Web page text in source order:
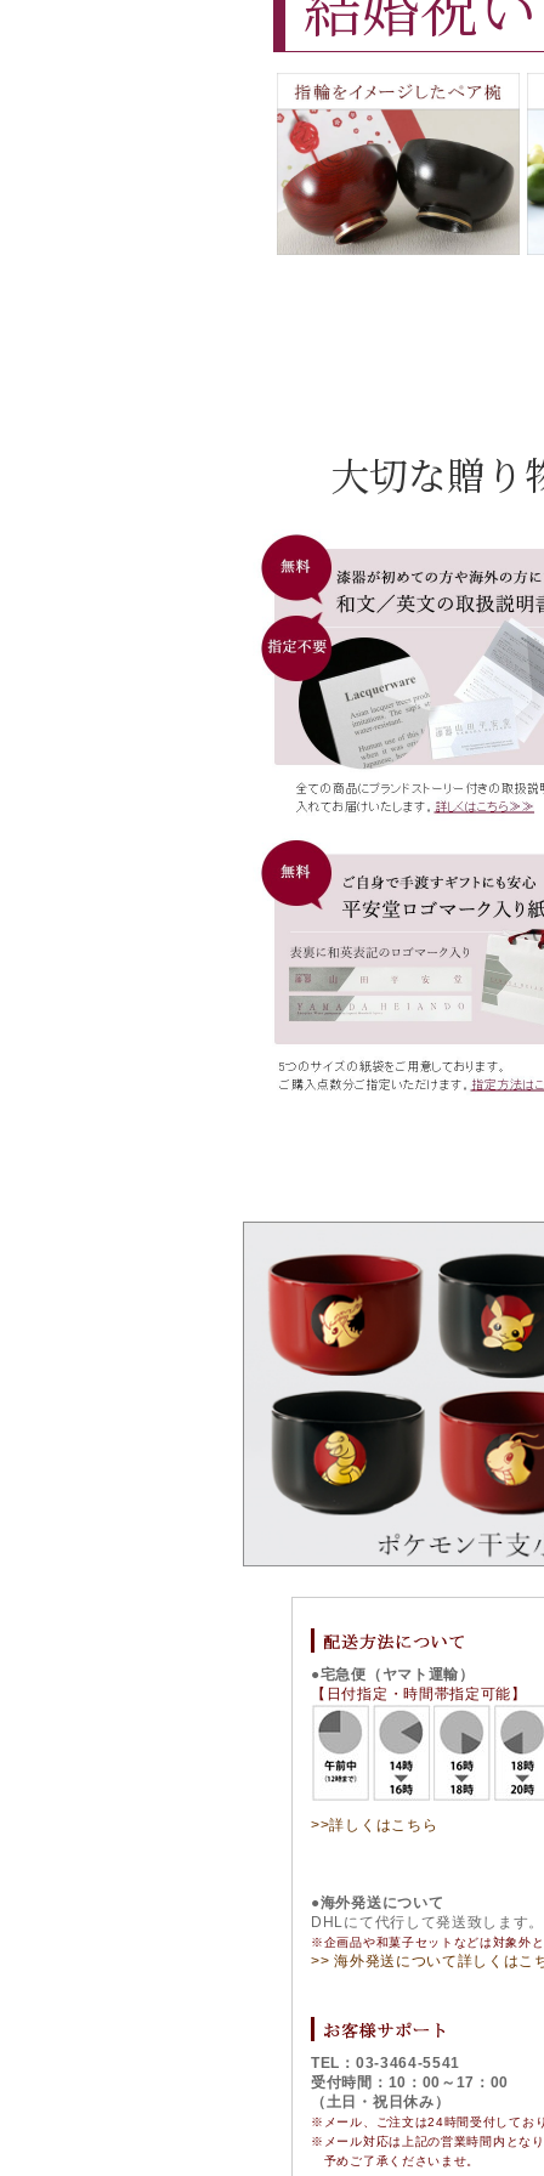
大切な贈
●宅急便（ヤマト運輸）
【日付指定・時間帯指定可能】
>>詳しくはこちら
●海外発送について
DHLにて代行して発送致します。
※企画品や和菓子セットなどは対象外
>> 海外発送について詳しくはこ
TEL：03-3464-5541
受付時間：10：00～17：00
（土日・祝日休み）
※メール、ご注文は24時間受付してお
※ メール対応は上記の営業時間内とな
予めご了承くださいませ。